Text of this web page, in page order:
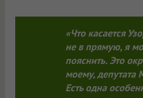
«Что касается
не в прямую, я
пояснить. Это
моему, депутата
Есть одна